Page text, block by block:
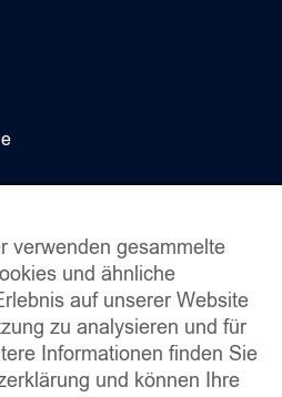
verwenden gesammelte
und ähnliche
auf unserer Website
zu analysieren und für
Informationen finden Sie
und können Ihre